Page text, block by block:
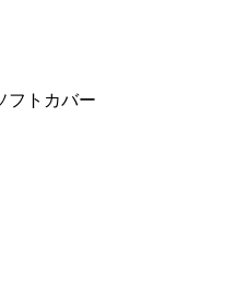
フトカバー